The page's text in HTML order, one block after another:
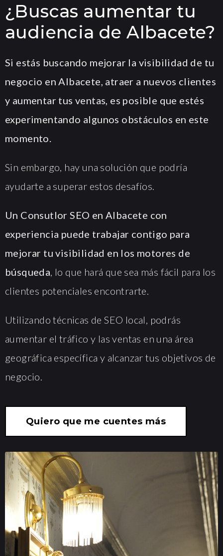
¿Buscas aumentar tu
audiencia de Albacete?
Si estás buscando mejorar la visibilidad de tu
negocio en Albacete, atraer a nuevos clientes
y aumentar tus ventas, es posible que estés
experimentando algunos obstáculos en este
momento.
Sin embargo, hay una solución que podría
ayudarte a superar estos desafíos.
Un Consutlor SEO en Albacete con
experiencia puede trabajar contigo para
mejorar tu visibilidad en los motores de
búsqueda, lo que hará que sea más fácil para los
clientes potenciales encontrarte.
Utilizando técnicas de SEO local, podrás
aumentar el tráfico y las ventas en una área
geográfica específica y alcanzar tus objetivos de
negocio.
Quiero que me cuentes más